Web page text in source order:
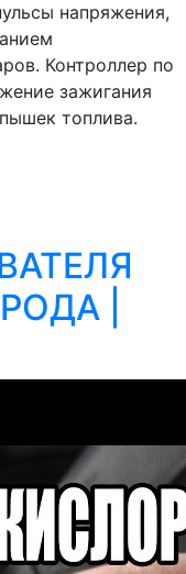
напряжения,
Контроллер по
зажигания
топлива.
|